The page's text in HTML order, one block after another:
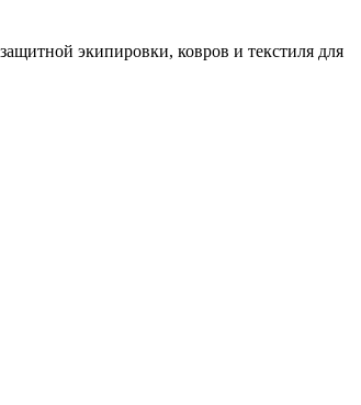
экипировки, ковров и текстиля для